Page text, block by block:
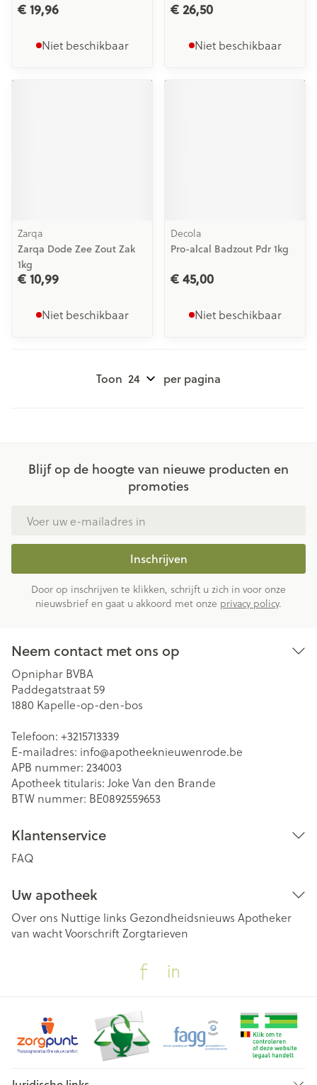
€ 19,96
Niet beschikbaar
€ 26,50
Niet beschikbaar
Zarqa
Zarqa Dode Zee Zout Zak
1kg
€ 10,99
Niet beschikbaar
Decola
Pro-alcal Badzout Pdr 1kg
€ 45,00
Niet beschikbaar
Toon per pagina
Blijf op de hoogte van nieuwe producten en
promoties
Inschrijven
Door op inschrijven te klikken, schrijft u zich in voor onze
nieuwsbrief en gaat u akkoord met onze privacy policy.
Neem contact met ons op
Opniphar BVBA
Paddegatstraat 59
1880 Kapelle-op-den-bos
Telefoon: +3215713339
E-mailadres: info@apotheeknieuwenrode.be
APB nummer: 234003
Apotheek titularis: Joke Van den Brande
BTW nummer: BE0892559653
Klantenservice
FAQ
Uw apotheek
Over ons Nuttige links Gezondheidsnieuws Apotheker
van wachtVoorschriftZorgtarieven